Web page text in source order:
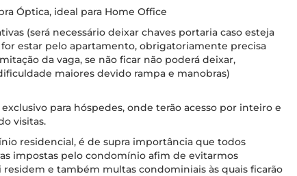
Óptica, ideal para Home Office
(será necessário deixar chaves portaria caso esteja
estar pelo apartamento, obrigatoriamente precisa
da vaga, se não ficar não poderá deixar,
maiores devido rampa e manobras)
para hóspedes, onde terão acesso por inteiro e
visitas.
residencial, é de supra importância que todos
impostas pelo condomínio afim de evitarmos
e também multas condominiais às quais ficarão